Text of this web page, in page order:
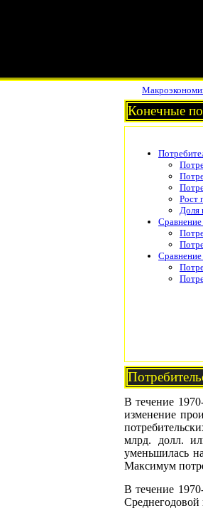
Конечные
Рост
Доля
Сравнение
Сравнение
В течение
изменение
млрд. долл.
уменьшилась
Максимум
В течение
Среднегодовой